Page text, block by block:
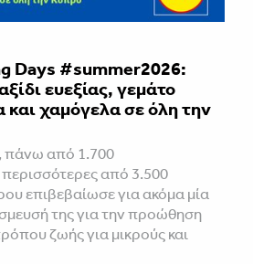
Days #summer2026:
ευεξίας, γεμάτο
και χαμόγελα σε όλη την
πάνω από 1.700
περισσότερες από 3.500
επιβεβαίωσε για ακόμα μία
της για την προώθηση
ζωής για μικρούς και